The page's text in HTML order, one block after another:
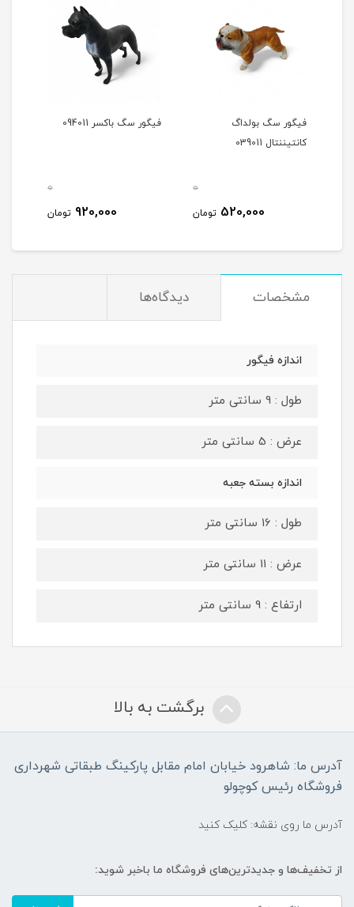
فیگور سگ بولداگ
کانتیننتال 039011
0
520,000 تومان
فیگور سگ باکسر 094011
0
920,000 تومان
مشخصات دیدگاه‌ها
اندازه فیگور
طول : 9 سانتی متر
عرض : 5 سانتی متر
اندازه بسته جعبه
طول : 16 سانتی متر
عرض : 11 سانتی متر
ارتفاع : 9 سانتی متر
برگشت به بالا
آدرس ما: شاهرود خیابان امام مقابل پارکینگ طبقاتی شهرداری
فروشگاه رئیس کوچولو
آدرس ما روی نقشه: کلیک کنید
از تخفیف‌ها و جدیدترین‌های فروشگاه ما باخبر شوید: